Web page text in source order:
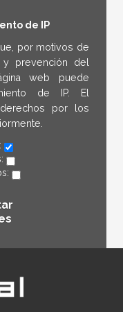
de IP
por motivos de
prevención del
web puede
de IP. El
por los